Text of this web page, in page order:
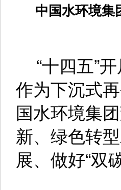
中国水环境集
“十四五”
作为下沉式
国水环境集
新、绿色转
展、做好“双